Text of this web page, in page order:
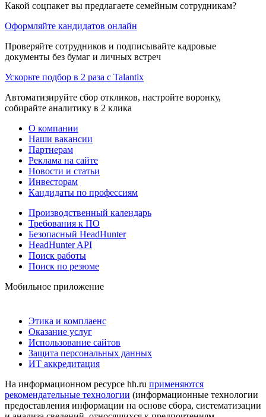
Какой соцпакет вы предлагаете семейным сотрудникам?
Оформляйте кандидатов онлайн
Проверяйте сотрудников и подписывайте кадровые
документы без бумаг и личных встреч
Ускорьте подбор в 2 раза с Talantix
Автоматизируйте сбор откликов, настройте воронку,
собирайте аналитику в 2 клика
О компании
Наши вакансии
Партнерам
Реклама на сайте
Новости и статьи
Инвесторам
Кандидаты по профессиям
Производственный календарь
Требования к ПО
Безопасный HeadHunter
HeadHunter API
Поиск работы
Поиск по резюме
Мобильное приложение
Этика и комплаенс
Оказание услуг
Использование сайтов
Защита персональных данных
ИТ аккредитация
На информационном ресурсе hh.ru применяются
рекомендательные технологии (информационные технологии
предоставления информации на основе сбора, систематизации